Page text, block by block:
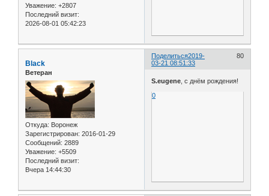
Уважение: +2807
Последний визит:
2026-08-01 05:42:23
Поделиться 80
2019-
03-21 08:51:33
Black
Ветеран
Откуда: Воронеж
Зарегистрирован: 2016-01-29
Сообщений: 2889
Уважение: +5509
Последний визит:
Вчера 14:44:30
S.eugene , с днём рождения!
0